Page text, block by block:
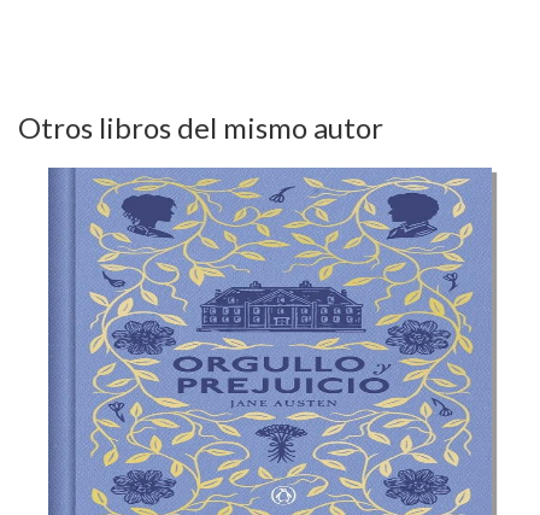
Otros libros del mismo autor